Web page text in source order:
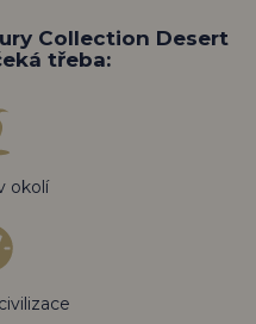
Collection Desert
třeba:
okolí